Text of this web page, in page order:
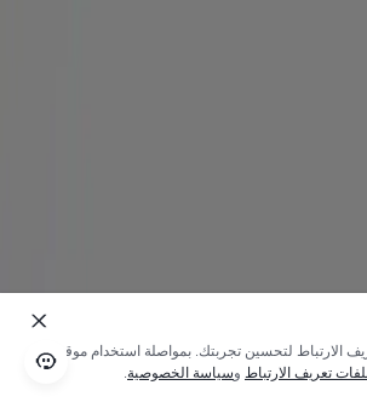
الارتباط لتحسين تجربتك. بمواصلة استخدام موقعنا؛
تعريف الارتباط وسياسة الخصوصية.